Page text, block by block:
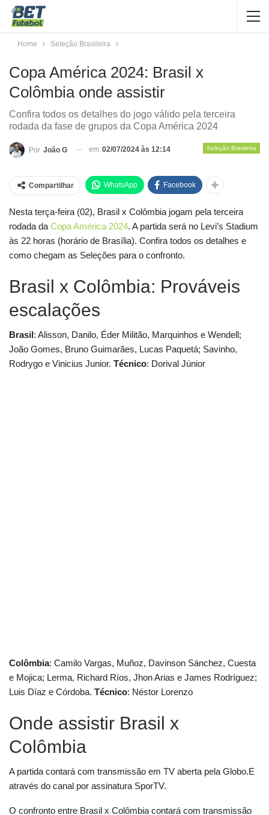
Home Seleção Brasileira
Copa América 2024: Brasil x
Colômbia onde assistir
Confira todos os detalhes do jogo válido pela terceira
rodada da fase de grupos da Copa América 2024
Seleção Brasileira
Por João G em 02/07/2024 às 12:14
Compartilhar WhatsApp Facebook
Nesta terça-feira (02), Brasil x Colômbia jogam pela terceira
rodada da Copa América 2024. A partida será no Levi’s Stadium
às 22 horas (horário de Brasília). Confira todos os detalhes e
como chegam as Seleções para o confronto.
Brasil x Colômbia: Prováveis
escalações
Brasil: Alisson, Danilo, Éder Militão, Marquinhos e Wendell;
João Gomes, Bruno Guimarães, Lucas Paquetá; Savinho,
Rodrygo e Vinicius Junior. Técnico: Dorival Júnior
Colômbia: Camilo Vargas, Muñoz, Davinson Sánchez, Cuesta
e Mojica; Lerma, Richard Ríos, Jhon Arias e James Rodríguez;
Luis Díaz e Córdoba. Técnico: Néstor Lorenzo
Onde assistir Brasil x
Colômbia
A partida contará com transmissão em TV aberta pela Globo.E
através do canal por assinatura SporTV.
O confronto entre Brasil x Colômbia contará com transmissão